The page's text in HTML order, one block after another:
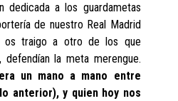
dedicada a los guardametas
de nuestro Real Madrid
os traigo a otro de los que
la meta merengue.
un mano a mano entre
anterior), y quien hoy nos